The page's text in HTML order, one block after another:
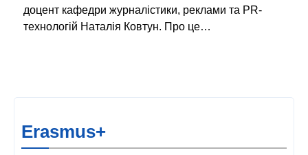
доцент кафедри журналістики, реклами та PR-
технологій Наталія Ковтун. Про це…
Erasmus+